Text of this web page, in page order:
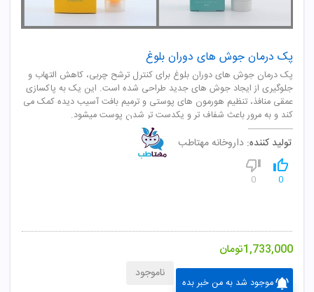
پک درمان جوش های دوران بلوغ
پک درمان جوش های دوران بلوغ برای کنترل ترشح چربی، كاهش التهاب و
جلوگیری از ایجاد جوش های جدید طراحی شده است. این یک به پاکسازی
عمقی منافذ، تنظیم هورمون های پوستی و ترمیم بافت آسیب دیده کمک می
کند و به مرور باعث شفاف تر و یکدست تر شدن پوست میشود.
تولید کننده: داروخانه مهتاطب
0
0
1,733,000تومان
موجود شد به من خبر بده
ناموجود